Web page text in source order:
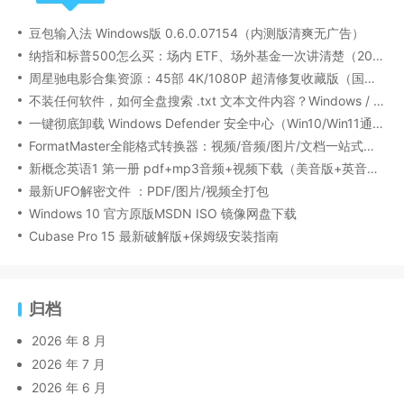
豆包输入法 Windows版 0.6.0.07154（内测版清爽无广告）
纳指和标普500怎么买：场内 ETF、场外基金一次讲清楚（2026 最新版）
周星驰电影合集资源：45部 4K/1080P 超清修复收藏版（国粤双语/中文字幕）
不装任何软件，如何全盘搜索 .txt 文本文件内容？Windows / Linux / macOS 的命令行指南
一键彻底卸载 Windows Defender 安全中心（Win10/Win11通用）
FormatMaster全能格式转换器：视频/音频/图片/文档一站式搞定
新概念英语1 第一册 pdf+mp3音频+视频下载（美音版+英音版）
最新UFO解密文件 ：PDF/图片/视频全打包
Windows 10 官方原版MSDN ISO 镜像网盘下载
Cubase Pro 15 最新破解版+保姆级安装指南
归档
2026 年 8 月
2026 年 7 月
2026 年 6 月